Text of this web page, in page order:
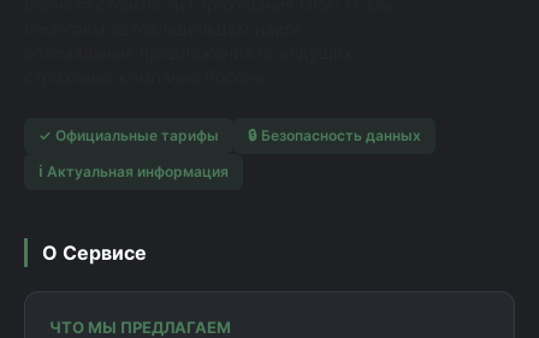
✓ Официальные тарифы
🔒 Безопасность данных
ℹ️ Актуальная информация
О Сервисе
ЧТО МЫ ПРЕДЛАГАЕМ